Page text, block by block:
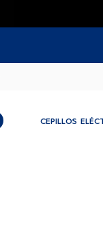
CEPILLOS